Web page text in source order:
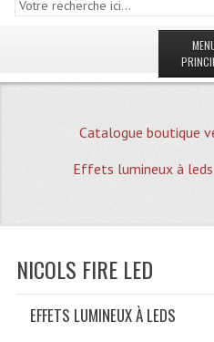
Quoi
Le Matériel
Catalogue boutique
Effets lumineux à leds
NICOLS FIRE LED
EFFETS LUMINEUX À LEDS